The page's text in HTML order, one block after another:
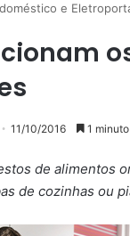
e
11/10/2016 1
de alimentos
de cozinhas ou